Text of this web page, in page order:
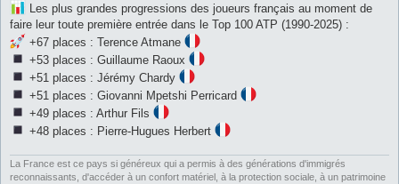
s
a
g
e
Les plus grandes progressions des joueurs français au moment de
faire leur toute première entrée dans le Top 100 ATP (1990-2025) :
+67 places : Terence Atmane
+53 places : Guillaume Raoux
+51 places : Jérémy Chardy
+51 places : Giovanni Mpetshi Perricard
+49 places : Arthur Fils
+48 places : Pierre-Hugues Herbert
La France est ce pays si généreux qui a permis à des générations d'immigrés
reconnaissants, d'accéder à un confort matériel, à la protection sociale, à un patrimoine